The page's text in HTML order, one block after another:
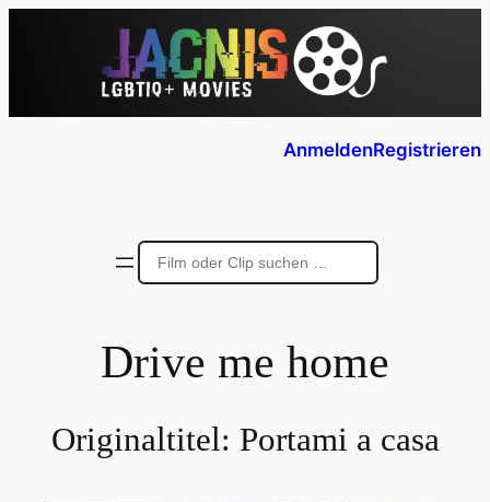
AnmeldenRegistrieren
Drive me home
Originaltitel: Portami a casa